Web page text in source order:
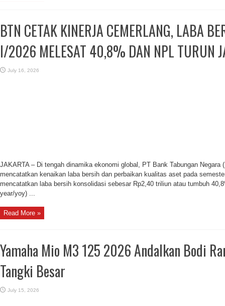
BTN CETAK KINERJA CEMERLANG, LABA
I/2026 MELESAT 40,8% DAN NPL TURUN
July 16, 2026
JAKARTA – Di tengah dinamika ekonomi global, PT Bank Tabungan Negara
mencatatkan kenaikan laba bersih dan perbaikan kualitas aset pada
mencatatkan laba bersih konsolidasi sebesar Rp2,40 triliun atau tumbuh
year/yoy) ...
Read More »
Yamaha Mio M3 125 2026 Andalkan Bodi
Tangki Besar
July 15, 2026